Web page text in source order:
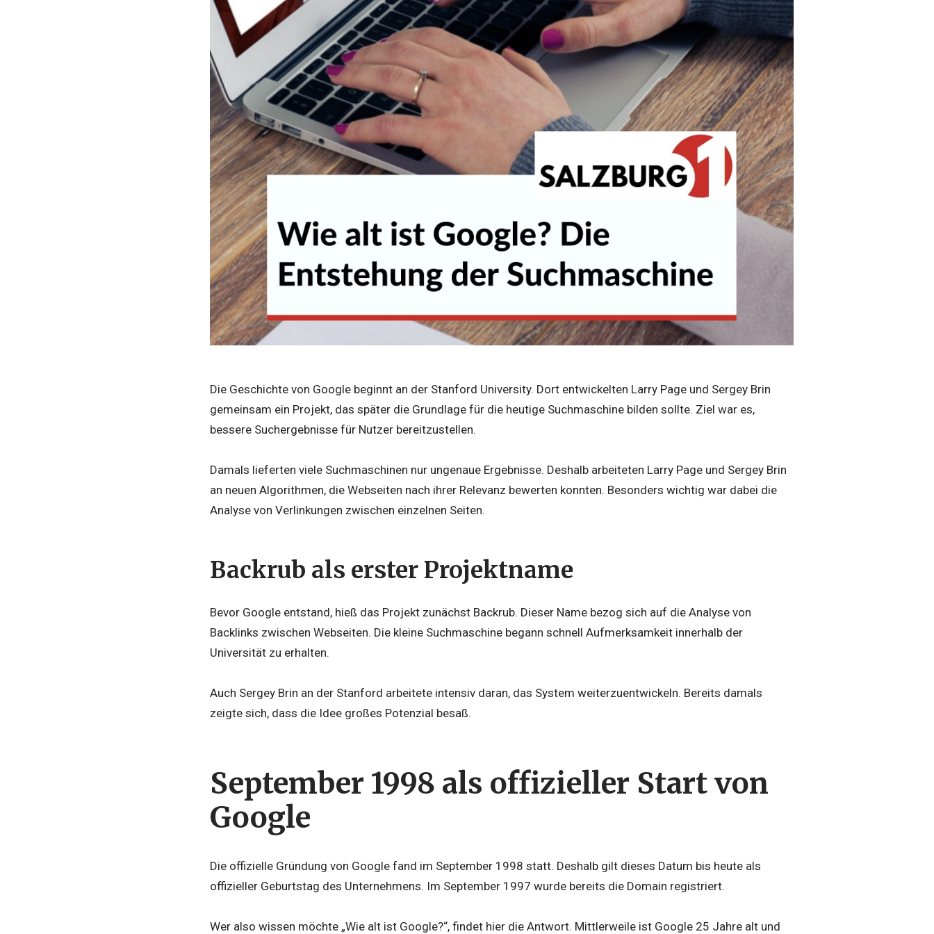
Die Geschichte von Google beginnt an der Stanford University. Dort entwickelten Larry Page und Sergey Brin
gemeinsam ein Projekt, das später die Grundlage für die heutige Suchmaschine bilden sollte. Ziel war es,
bessere Suchergebnisse für Nutzer bereitzustellen.
Damals lieferten viele Suchmaschinen nur ungenaue Ergebnisse. Deshalb arbeiteten Larry Page und Sergey Brin
an neuen Algorithmen, die Webseiten nach ihrer Relevanz bewerten konnten. Besonders wichtig war dabei die
Analyse von Verlinkungen zwischen einzelnen Seiten.
Backrub als erster Projektname
Bevor Google entstand, hieß das Projekt zunächst Backrub. Dieser Name bezog sich auf die Analyse von
Backlinks zwischen Webseiten. Die kleine Suchmaschine begann schnell Aufmerksamkeit innerhalb der
Universität zu erhalten.
Auch Sergey Brin an der Stanford arbeitete intensiv daran, das System weiterzuentwickeln. Bereits damals
zeigte sich, dass die Idee großes Potenzial besaß.
September 1998 als offizieller Start von
Google
Die offizielle Gründung von Google fand im September 1998 statt. Deshalb gilt dieses Datum bis heute als
offizieller Geburtstag des Unternehmens. Im September 1997 wurde bereits die Domain registriert.
Wer also wissen möchte „Wie alt ist Google?“, findet hier die Antwort. Mittlerweile ist Google 25 Jahre alt und